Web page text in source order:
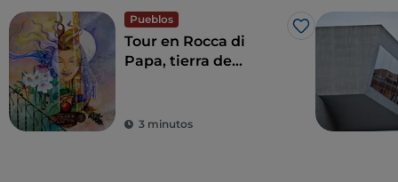
Pueblos
Me gusta
Tour en Rocca di
Papa, tierra de
3 minutos